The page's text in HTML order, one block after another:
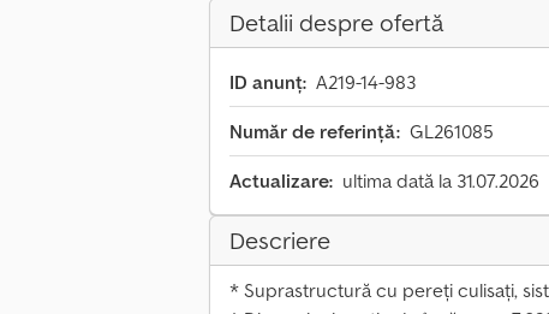
Detalii despre ofertă
ID anunț: A219-14-983
Număr de referință: GL261085
Actualizare: ultima dată la 31.07.2026
Descriere
* Suprastructură cu pereți culisați,